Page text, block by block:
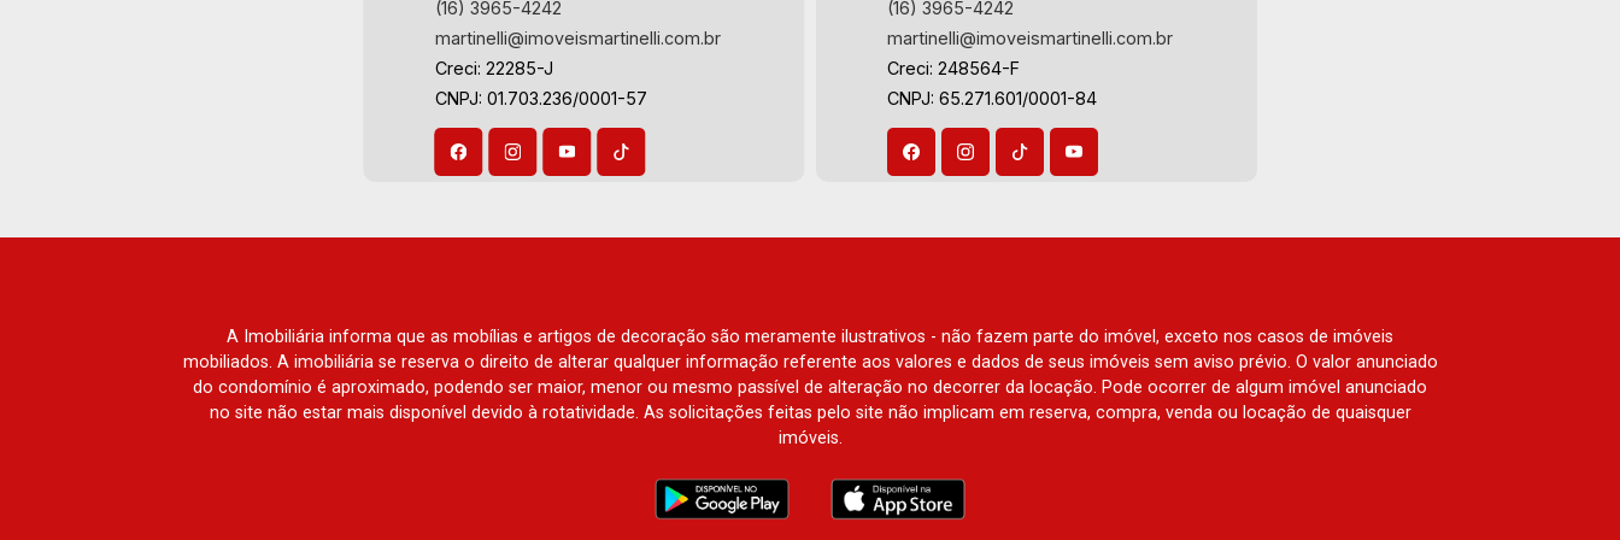
(16) 3965-4242
martinelli@imoveismartinelli.com.br
Creci: 22285-J
CNPJ: 01.703.236/0001-57
(16) 3965-4242
martinelli@imoveismartinelli.com.br
Creci: 248564-F
CNPJ: 65.271.601/0001-84
A Imobiliária informa que as mobílias e artigos de decoração são meramente ilustrativos - não fazem parte do imóvel, exceto nos casos de imóveis
mobiliados. A imobiliária se reserva o direito de alterar qualquer informação referente aos valores e dados de seus imóveis sem aviso prévio. O valor anunciado
do condomínio é aproximado, podendo ser maior, menor ou mesmo passível de alteração no decorrer da locação. Pode ocorrer de algum imóvel anunciado
no site não estar mais disponível devido à rotatividade. As solicitações feitas pelo site não implicam em reserva, compra, venda ou locação de quaisquer
imóveis.